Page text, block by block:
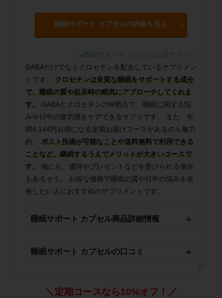
睡眠サポート カプセルの詳細を見る
→ 睡眠サポート カプセル公式サイトへ
GABAだけでなくクロセチンを配合しているサプリメン
トです。
クロセチンは良質な睡眠をサポートする成分
で、睡眠の質や起床時の眠気にアプローチしてくれま
す。
GABAとクロセチンのW処方で、睡眠に関する悩
みや日中の疲労感をケアできるサプリです。 また、年
間9,144円お得になる定期お届けコースがあるのも魅力
的。 ポスト投函が可能なことや送料無料で利用できる
ことなど、継続するうえでメリットが大きいコースで
す。
他にも、優待やプレゼントなどを受けられる場合
もあるそう。 お得な価格で睡眠の質や日中の悩みを改
善したい人におすすめのサプリメントです。
睡眠サポート カプセル商品詳細情報
睡眠サポート カプセルの口コミ
＼定期コースなら10%オフ！／